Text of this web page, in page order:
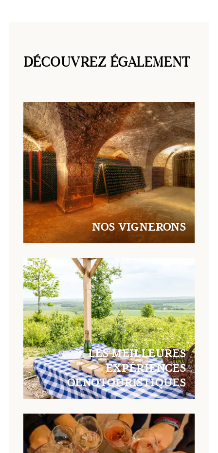
DÉCOUVREZ ÉGALEMENT
NOS VIGNERONS
LES MEILLEURES
EXPÉRIENCES
OENOTOURISTIQUES